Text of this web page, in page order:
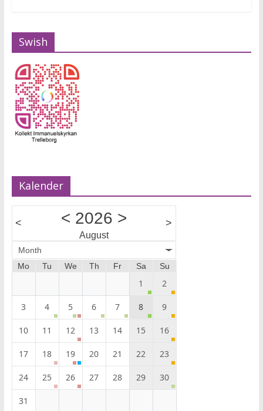
Swish
Kalender
< < 2026 >
August
>
Month
Mo
Tu We Th Fr Sa Su
1 2
3 4 5 6 7 8 9
10 11 12 13 14 15 16
17 18 19 20 21 22 23
24 25 26 27 28 29 30
31